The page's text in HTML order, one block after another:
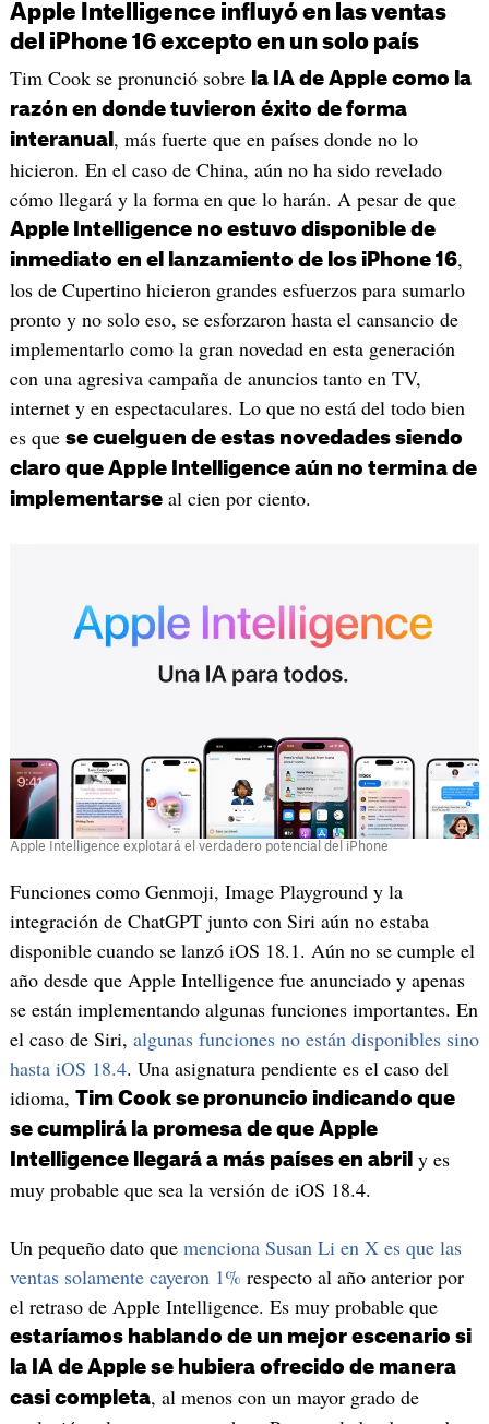
Apple Intelligence influyó en las ventas
del iPhone 16 excepto en un solo país
Tim Cook se pronunció sobre la IA de Apple como la
razón en donde tuvieron éxito de forma
interanual , más fuerte que en países donde no lo
hicieron. En el caso de China, aún no ha sido revelado
cómo llegará y la forma en que lo harán. A pesar de que
Apple Intelligence no estuvo disponible de
inmediato en el lanzamiento de los iPhone 16,
los de Cupertino hicieron grandes esfuerzos para sumarlo
pronto y no solo eso, se esforzaron hasta el cansancio de
implementarlo como la gran novedad en esta generación
con una agresiva campaña de anuncios tanto en TV,
internet y en espectaculares. Lo que no está del todo bien
es que se cuelguen de estas novedades siendo
claro que Apple Intelligence aún no termina de
implementarseal cien por ciento.
Apple Intelligence explotará el verdadero potencial del iPhone
Funciones como Genmoji, Image Playground y la
integración de ChatGPT junto con Siri aún no estaba
disponible cuando se lanzó iOS 18.1. Aún no se cumple el
año desde que Apple Intelligence fue anunciado y apenas
se están implementando algunas funciones importantes. En
el caso de Siri, algunas funciones no están disponibles sino
hasta iOS 18.4. Una asignatura pendiente es el caso del
idioma, Tim Cook se pronuncio indicando que
se cumplirá la promesa de que Apple
Intelligence llegará a más países en abril y es
muy probable que sea la versión de iOS 18.4.
Un pequeño dato que menciona Susan Li en X es que las
ventas solamente cayeron 1% respecto al año anterior por
el retraso de Apple Intelligence. Es muy probable que
estaríamos hablando de un mejor escenario si
la IA de Apple se hubiera ofrecido de manera
casi completa, al menos con un mayor grado de